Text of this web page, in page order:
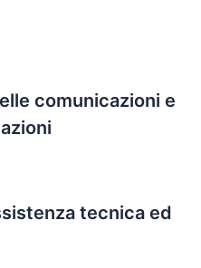
comunicazioni e
tecnica ed